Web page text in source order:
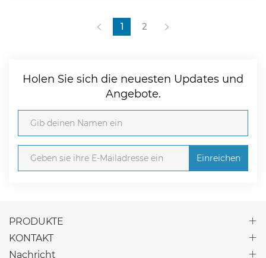
1 2
Holen Sie sich die neuesten Updates und
Angebote.
Einreichen
PRODUKTE
KONTAKT
Nachricht